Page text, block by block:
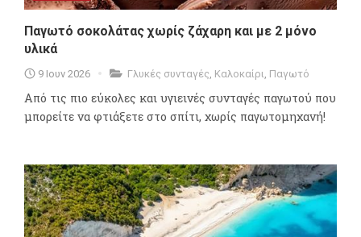
Παγωτό σοκολάτας χωρίς ζάχαρη και με 2 μόνο
υλικά
9 Ιουν 2026 Γλυκές συνταγές Καλοκαίρι Παγωτό
Aπό τις πιο εύκολες και υγιεινές συνταγές παγωτού που
μπορείτε να φτιάξετε στο σπίτι, χωρίς παγωτομηχανή!